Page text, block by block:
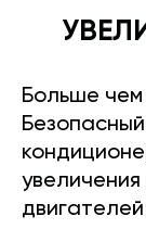
Больше чем